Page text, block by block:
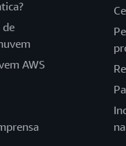
de
AWS